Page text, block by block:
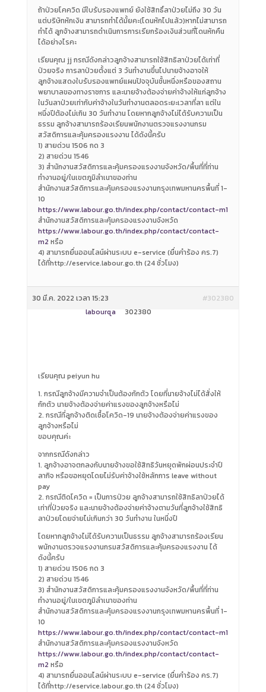
ถ้าป่วยโคควิด มีใบรับรองแพทย์ ยังใช้สิทธิ์ลาป่วยไม่ถึง 30 วัน
แต่บริษัทหักเงิน สามารถทำได้มั้ยคะ(โดนหักไปแล้ว)หากไม่สามารถ
ทำได้ ลูกจ้างสามารถดำเนินการการเรียกร้องเงินส่วนที่โดนหักคืน
ได้อย่างไรคะ
เรียนคุณ jj กรณีดังกล่าวลูกจ้างสามารถใช้สิทธิลาป่วยได้เท่าที่
ป่วยจริง การลาป่วยตั้งแต่ 3 วันทำงานขึ้นไปนายจ้างอาจให้
ลูกจ้างแสดงใบรับรองแพทย์แผนปัจจุบันชั้นหนึ่งหรือของสถาน
พยาบาลของทางราชการ และนายจ้างต้องจ่ายค่าจ้างให้แก่ลูกจ้าง
ในวันลาป่วยเท่ากับค่าจ้างในวันทำงานตลอดระยะเวลาที่ลา แต่ใน
หนึ่งปีต้องไม่เกิน 30 วันทำงาน โดยหากลูกจ้างไม่ได้รับความเป็น
ธรรม ลูกจ้างสามารถร้องเรียนพนักงานตรวจแรงงานกรม
สวัสดิการและคุ้มครองแรงงาน ได้ดังนี้ครับ
1) สายด่วน 1506 กด 3
2) สายด่วน 1546
3) สำนักงานสวัสดิการและคุ้มครองแรงงานจังหวัด/พื้นที่ที่ท่าน
ทำงานอยู่/ในเขตภูมิลำเนาของท่าน
สำนักงานสวัสดิการและคุ้มครองแรงงานกรุงเทพมหานครพื้นที่ 1-
10
https://www.labour.go.th/index.php/contact/contact-m1
สำนักงานสวัสดิการและคุ้มครองแรงงานจังหวัด
https://www.labour.go.th/index.php/contact/contact-
m2 หรือ
4) สามารถยื่นออนไลน์ผ่านระบบ e-service (ยื่นคำร้อง คร.7)
ได้ที่http://eservice.labour.go.th (24 ชั่วโมง)
30 มี.ค. 2022 เวลา 15:23
#302380
labourqa
302380
เรียนคุณ peiyun hu
1. กรณีลูกจ้างมีความจำเป็นต้องกักตัว โดยที่นายจ้างไม่ได้สั่งให้
กักตัว นายจ้างต้องจ่ายค่าแรงของลูกจ้างหรือไม่
2. กรณีที่ลูกจ้างติดเชื้อโควิด-19 นายจ้างต้องจ่ายค่าแรงของ
ลูกจ้างหรือไม่
ขอบคุณค่ะ
จากกรณีดังกล่าว
1. ลูกจ้างอาจตกลงกับนายจ้างขอใช้สิทธิวันหยุดพักผ่อนประจำปี
ลากิจ หรือขอหยุดโดยไม่รับค่าจ้างใช้หลักการ leave without
pay
2. กรณีติดโควิด = เป็นการป่วย ลูกจ้างสามารถใช้สิทธิลาป่วยได้
เท่าที่ป่วยจริง และนายจ้างต้องจ่ายค่าจ้างตามวันที่ลูกจ้างใช้สิทธิ
ลาป่วยโดยจ่ายไม่เกินกว่า 30 วันทำงาน ในหนึ่งปี
โดยหากลูกจ้างไม่ได้รับความเป็นธรรม ลูกจ้างสามารถร้องเรียน
พนักงานตรวจแรงงานกรมสวัสดิการและคุ้มครองแรงงาน ได้
ดังนี้ครับ
1) สายด่วน 1506 กด 3
2) สายด่วน 1546
3) สำนักงานสวัสดิการและคุ้มครองแรงงานจังหวัด/พื้นที่ที่ท่าน
ทำงานอยู่/ในเขตภูมิลำเนาของท่าน
สำนักงานสวัสดิการและคุ้มครองแรงงานกรุงเทพมหานครพื้นที่ 1-
10
https://www.labour.go.th/index.php/contact/contact-m1
สำนักงานสวัสดิการและคุ้มครองแรงงานจังหวัด
https://www.labour.go.th/index.php/contact/contact-
m2 หรือ
4) สามารถยื่นออนไลน์ผ่านระบบ e-service (ยื่นคำร้อง คร.7)
ได้ที่http://eservice.labour.go.th (24 ชั่วโมง)